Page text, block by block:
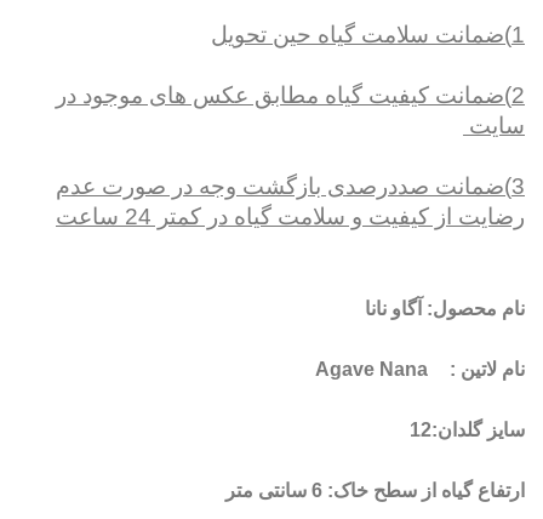
1)ضمانت سلامت گیاه حین تحویل
2)ضمانت کیفیت گیاه مطابق عکس های موجود در
سایت
3)ضمانت صددرصدی بازگشت وجه در صورت عدم
رضایت از کیفیت و سلامت گیاه در کمتر 24 ساعت
نام محصول: آگاو نانا
نام لاتین : Agave Nana
سایز گلدان:12
ارتفاع گیاه از سطح خاک: 6 سانتی متر